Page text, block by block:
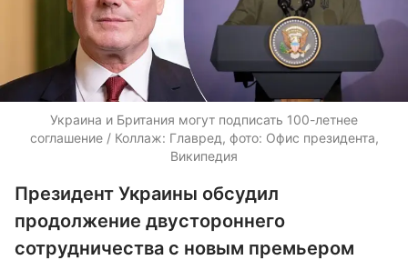
Украина и Британия могут подписать 100-летнее
соглашение / Коллаж: Главред, фото: Офис президента,
Википедия
Президент Украины обсудил
продолжение двустороннего
сотрудничества с новым премьером